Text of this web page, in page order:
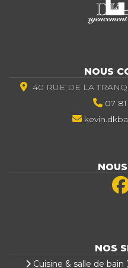
NOUS
40 RUE DE LA
07
NOS
Cuisine & salle de bain